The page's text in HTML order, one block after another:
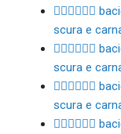
👩🏿‍❤️‍💋‍👨🏼
scura e
👩🏿‍❤️‍💋‍👨🏽
scura e
👩🏿‍❤️‍💋‍👨🏾
scura e
👩🏿‍❤️‍💋‍👨🏿